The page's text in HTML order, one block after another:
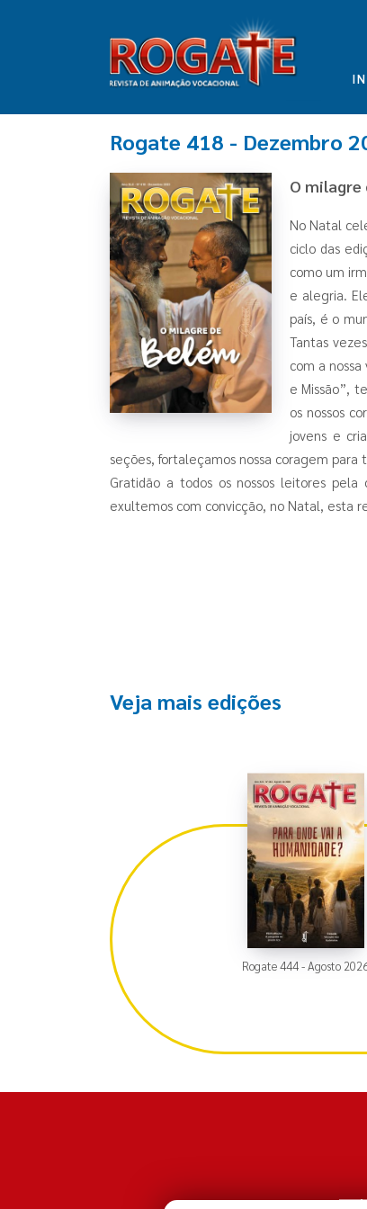
Rogate 418 - Dezembro
O milagre
No Natal
ciclo das
como um
e alegria.
país, é o
Tantas
com a
e Missão”,
os nossos
jovens e
seções, fortaleçamos nossa coragem
Gratidão a todos os nossos leitores
exultemos com convicção, no Natal, esta
Veja mais edições
Rogate 444 - Agosto